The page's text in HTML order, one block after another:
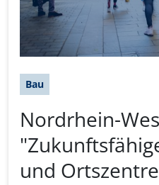
Bau
Nordrhein-
und